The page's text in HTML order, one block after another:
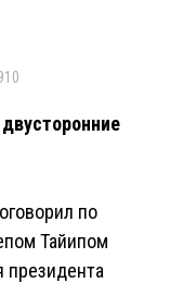
по
Тайипом
президента